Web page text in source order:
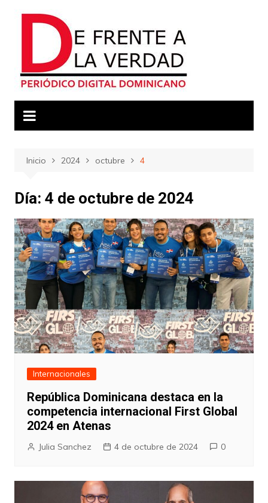
Inicio 2024 octubre 4
Día: 4 de octubre de 2024
Internacionales
República Dominicana destaca en la
competencia internacional First Global
2024 en Atenas
Julia Sanchez 4 de octubre de 2024 0